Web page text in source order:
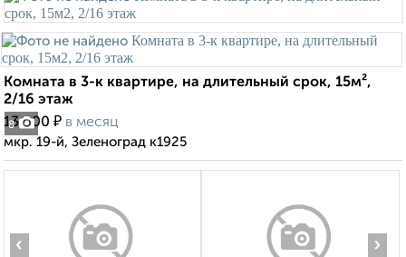
8
Комната в 3-к квартире, на длительный срок, 15м²,
2/16 этаж
13 000 ₽ в месяц
мкр. 19-й, Зеленоград к1925
‹ ›